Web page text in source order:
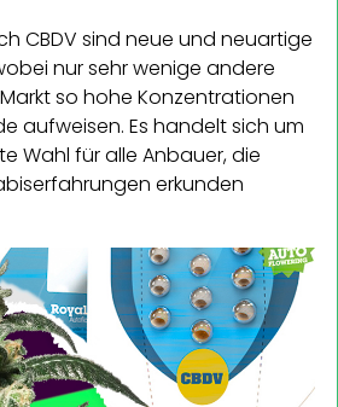
CBDV sind neue und neuartige
nur sehr wenige andere
so hohe Konzentrationen
aufweisen. Es handelt sich um
Wahl für alle Anbauer, die
erkunden